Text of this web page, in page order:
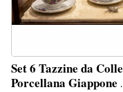
Set 6 Tazzine da
Porcellana Giappone